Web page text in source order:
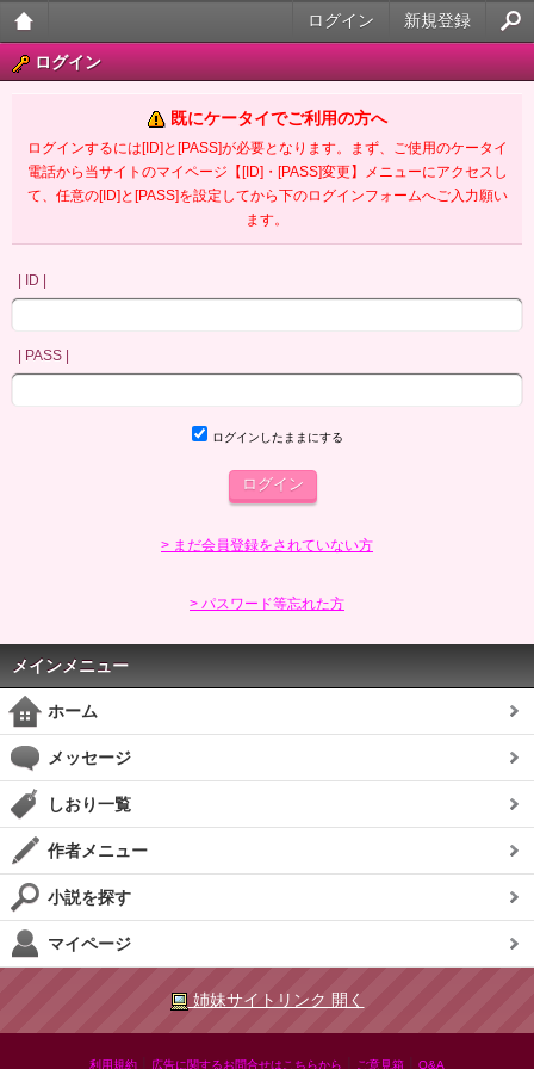
大人
ータ
イ官
新規登録
ログイン
ログイン
既にケータイでご利用の方へ
ログインするには[ID]と[PASS]が必要となります。まず、ご使用のケータイ
電話から当サイトのマイページ【[ID]・[PASS]変更】メニューにアクセスし
て、任意の[ID]と[PASS]を設定してから下のログインフォームへご入力願い
ます。
| ID |
| PASS |
ログインしたままにする
> まだ会員登録をされていない方
> パスワード等忘れた方
メインメニュー
ホーム
メッセージ
しおり一覧
作者メニュー
小説を探す
マイページ
姉妹サイトリンク 開く
利用規約 広告に関するお問合せはこちらから ご意見箱 Q&A